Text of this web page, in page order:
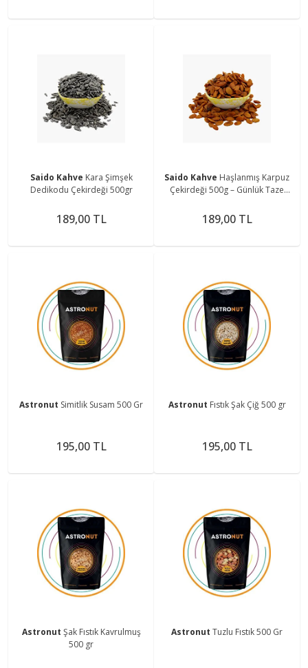
Saido Kahve Kara Şimşek
Dedikodu Çekirdeği 500gr
189,00 TL
Saido Kahve Haşlanmış Karpuz
Çekirdeği 500g – Günlük Taze
189,00 TL
Astronut Simitlik Susam 500 Gr
195,00 TL
Astronut Fıstık Şak Çiğ 500 gr
195,00 TL
Astronut Şak Fıstık Kavrulmuş
500 gr
Astronut Tuzlu Fıstık 500 Gr